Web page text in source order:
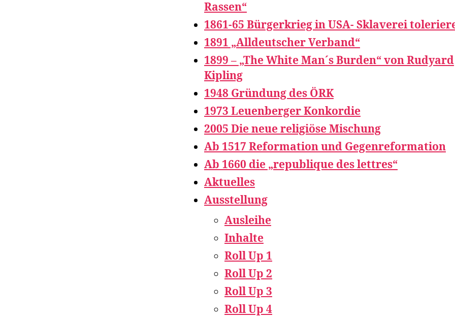
Rassen“
1861-65 Bürgerkrieg in USA- Sklaverei
1891 „Alldeutscher Verband“
1899 – „The White Man´s Burden“ von Rudyard
Kipling
1948 Gründung des ÖRK
1973 Leuenberger Konkordie
2005 Die neue religiöse Mischung
Ab 1517 Reformation und Gegenreformation
Ab 1660 die „republique des lettres“
Aktuelles
Ausstellung
Ausleihe
Inhalte
Roll Up 1
Roll Up 2
Roll Up 3
Roll Up 4